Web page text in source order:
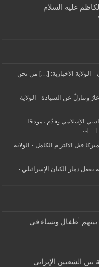
عليه السلام
- الولاية الاخبارية: […] من نحن
وتنازلٌ عن السيادة - الولاية
الإسلامي وقدّم نموذجًا
[…]...
قبل الالتزام الكامل - الولاية
دمار الكيان الإسرائيلي -
أطفال ونساء في
بين الشعبين الإيراني